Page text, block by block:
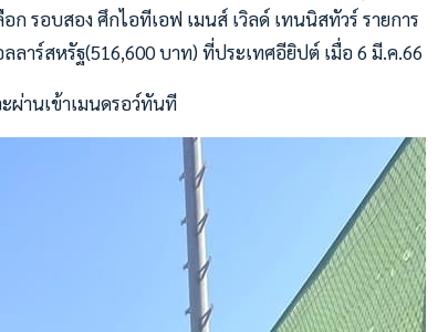
ก รอบสอง ศึกไอทีเอฟ เมนส์ เวิลด์ เทนนิสทัวร์ รายการ
ลลาร์สหรัฐ(516,600 บาท) ที่ประเทศอียิปต์ เมื่อ 6 มี.ค.66
ผ่านเข้าเมนดรอว์ทันที